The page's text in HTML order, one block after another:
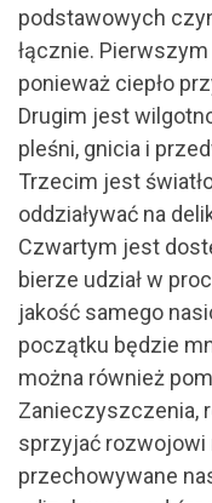
podstawowych
łącznie.
ponieważ ciepło
Drugim jest
pleśni, gnicia i
Trzecim jest
oddziaływać na
Czwartym jest
bierze udział w
jakość samego
początku będzie
można również
Zanieczyszczenia,
sprzyjać rozwojowi
przechowywane